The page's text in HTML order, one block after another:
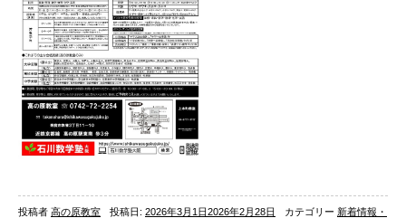
投稿者 高の原教室 投稿日: 2026年3月1日2026年2月28日 カテゴリー 新着情報・